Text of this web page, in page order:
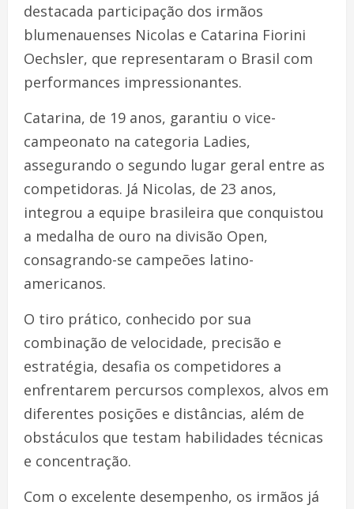
destacada participação dos irmãos
blumenauenses Nicolas e Catarina Fiorini
Oechsler, que representaram o Brasil com
performances impressionantes.
Catarina, de 19 anos, garantiu o vice-
campeonato na categoria Ladies,
assegurando o segundo lugar geral entre as
competidoras. Já Nicolas, de 23 anos,
integrou a equipe brasileira que conquistou
a medalha de ouro na divisão Open,
consagrando-se campeões latino-
americanos.
O tiro prático, conhecido por sua
combinação de velocidade, precisão e
estratégia, desafia os competidores a
enfrentarem percursos complexos, alvos em
diferentes posições e distâncias, além de
obstáculos que testam habilidades técnicas
e concentração.
Com o excelente desempenho, os irmãos já